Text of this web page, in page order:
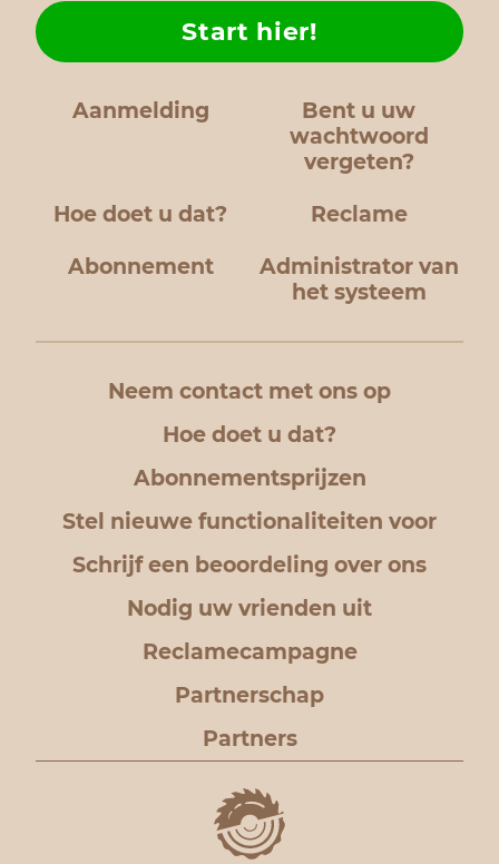
Aanmelding
Bent u uw
wachtwoord
vergeten?
Hoe doet u dat?
Start hier!
Reclame
Abonnement
Administrator van
het systeem
Neem contact met ons op
Hoe doet u dat?
Abonnementsprijzen
Stel nieuwe functionaliteiten voor
Schrijf een beoordeling over ons
Nodig uw vrienden uit
Reclamecampagne
Partnerschap
Partners